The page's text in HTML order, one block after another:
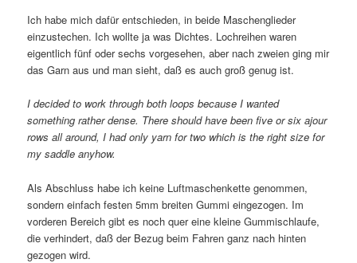
Ich habe mich dafür entschieden, in beide Maschenglieder
einzustechen. Ich wollte ja was Dichtes. Lochreihen waren
eigentlich fünf oder sechs vorgesehen, aber nach zweien ging mir
das Garn aus und man sieht, daß es auch groß genug ist.
I decided to work through both loops because I wanted
something rather dense. There should have been five or six ajour
rows all around, I had only yarn for two which is the right size for
my saddle anyhow.
Als Abschluss habe ich keine Luftmaschenkette genommen,
sondern einfach festen 5mm breiten Gummi eingezogen. Im
vorderen Bereich gibt es noch quer eine kleine Gummischlaufe,
die verhindert, daß der Bezug beim Fahren ganz nach hinten
gezogen wird.